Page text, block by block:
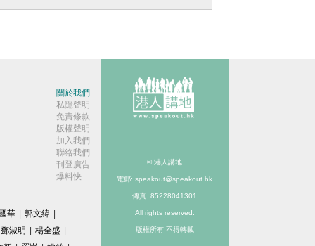
關於我們
私隱聲明
免責條款
版權聲明
加入我們
聯絡我們
刊登廣告
爆料快
華 | 郭文緯 |
鄧淑明 | 楊全盛 |
© 港人講地
電郵: speakout@speakout.hk
傳真: 85228041301
All rights reserved.
版權所有 不得轉載